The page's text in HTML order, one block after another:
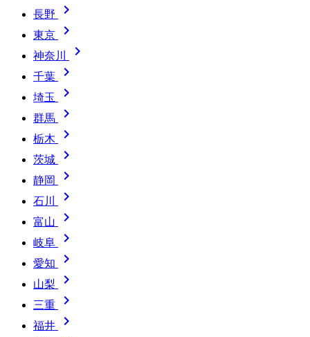
長野 
東京 
神奈川 
千葉 
埼玉 
群馬 
栃木 
茨城 
静岡 
石川 
富山 
岐阜 
愛知 
山梨 
三重 
福井 